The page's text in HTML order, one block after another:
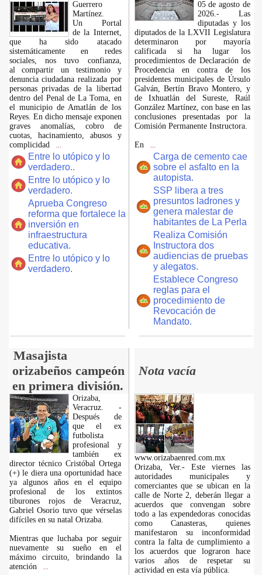
Guerrero
Martínez.
​Un Portal
de la Internet,
que ha sido atacado
sistemáticamente en redes
sociales, nos tuvo confianza,
al compartir un testimonio y
denuncia ciudadana realizada por
personas privadas de la libertad
dentro del Penal de La Toma, en
el municipio de Amatlán de los
Reyes. En dicho mensaje exponen
graves anomalías, cobro de
cuotas, hacinamiento, abusos y
complicidad
Entre lo utópico y lo
verdadero..
Entre lo utópico y lo
verdadero.
Aprueba Congreso
reforma que fortalece la
inversión en
infraestructura
educativa.
Entre lo utópico y lo
verdadero.
05 de agosto de
2026.- Las
diputadas y los
diputados de la LXVII Legislatura
determinaron por mayoría
calificada si ha lugar los
procedimientos de Declaración de
Procedencia en contra de los
presidentes municipales de Úrsulo
Galván, Bertín Bravo Montero, y
de Ixhuatlán del Sureste, Raúl
González Martínez, con base en las
conclusiones presentadas por la
Comisión Permanente Instructora.
En
Carga de cemento cae
sobre el asfalto en la
autopista.
SSP libera a tres
presuntos ladrones y
genera malestar de
habitantes de La Perla
Realiza Comisión
Instructora dos
audiencias de pruebas
y alegatos.
Establece Congreso
reglas para el
procedimiento de
Revocación de
Mandato.
Masajista
orizabeños campeón
en primera división.
Nota vacía
Orizaba,
Veracruz. -
Después de
que el ex
futbolista
profesional y
también ex
director técnico Cristóbal Ortega
(+) le diera una oportunidad hace
ya algunos años en el equipo
profesional de los extintos
tiburones rojos de Veracruz,
Gabriel Osorio tuvo que vérselas
difíciles en su natal Orizaba.
Mientras que luchaba por seguir
nuevamente su sueño en el
máximo circuito, brindando la
atención
www.orizabaenred.com.mx
Orizaba, Ver.- Este viernes las
autoridades municipales y
comerciantes que se ubican en la
calle de Norte 2, deberán llegar a
acuerdos que convengan sobre
todo a las expendedoras conocidas
como Canasteras, quienes
manifestaron su inconformidad
contra la falta de cumplimiento a
los acuerdos que lograron hace
varios años de respetar su
actividad en esta vía pública.